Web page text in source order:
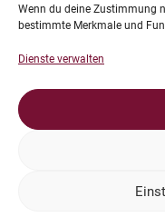
Wenn du deine Zustimmung
bestimmte Merkmale und
Dienste verwalten
2. Platz Mannschaft
Also, nochmals vielen